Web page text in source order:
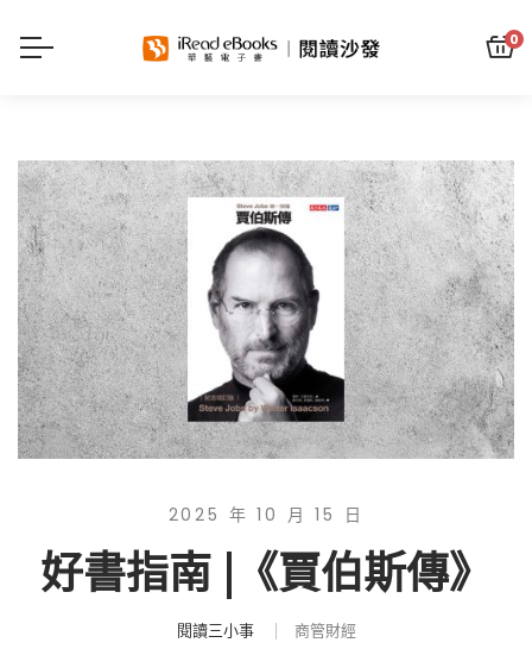
0
2025 年 10 月 15 日
好書指南 |《賈伯斯傳》
閱讀三小事 商管財經